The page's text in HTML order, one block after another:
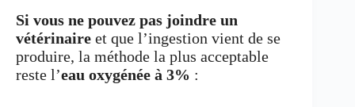
Si vous ne pouvez pas joindre un
vétérinaire et que l’ingestion vient de se
produire, la méthode la plus acceptable
reste l’eau oxygénée à 3% :